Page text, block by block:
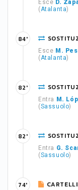
Esce D.
(Atalanta)
Esce M.
(Atalanta)
84'
Entra M.
(Sassuolo)
82'
Entra G.
(Sassuolo)
82'
74'